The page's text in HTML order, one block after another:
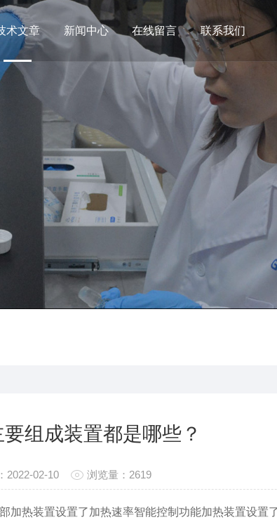
术文章 新闻中心 在线留言 联系我们
组成装置都是哪些？
2022-02-10 浏览量：2619
加热装置设置了加热速率智能控制功能加热装置设置